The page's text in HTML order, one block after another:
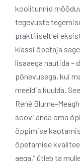
koolitunnid
tegevuste
praktiliselt ei
klassi õpetaja
lisaaega nautida –
põnevusega, kui
meeldis kuulda.
René Blume-
soovi anda oma
õppimise
õpetamise
aega,” ütleb ta